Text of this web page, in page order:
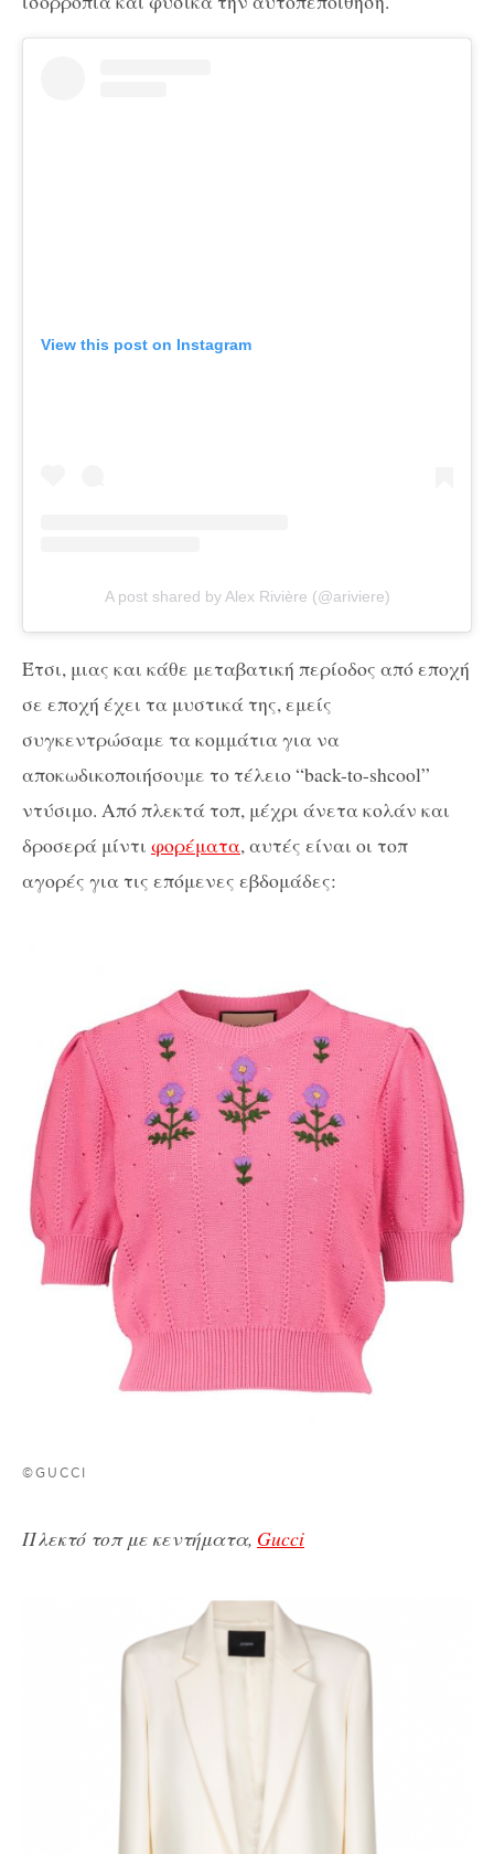
View this post on Instagram
A post shared by Alex Rivière (@ariviere)
Έτσι, μιας και κάθε μεταβατική περίοδος από εποχή
σε εποχή έχει τα μυστικά της, εμείς
συγκεντρώσαμε τα κομμάτια για να
αποκωδικοποιήσουμε το τέλειο “back-to-shcool”
ντύσιμο. Από πλεκτά τοπ, μέχρι άνετα κολάν και
δροσερά μίντι φορέματα, αυτές είναι οι τοπ
αγορές για τις επόμενες εβδομάδες:
©GUCCI
Πλεκτό τοπ με κεντήματα, Gucci